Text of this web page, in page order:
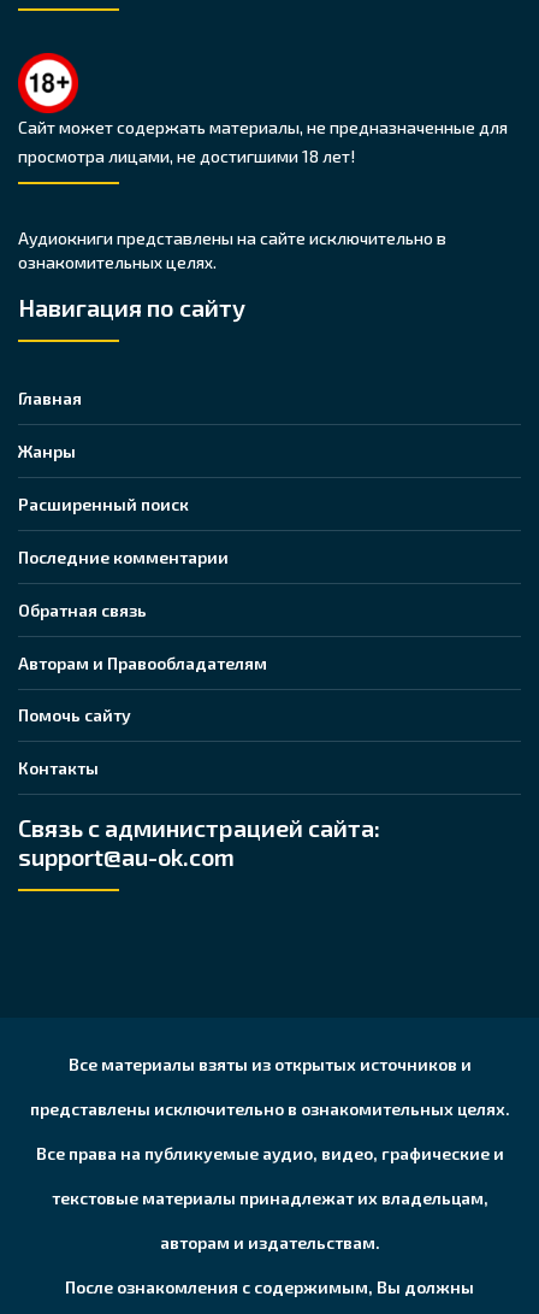
Сайт может содержать материалы, не предназначенные для
просмотра лицами, не достигшими 18 лет!
Аудиокниги представлены на сайте исключительно в
ознакомительных целях.
Навигация по сайту
Главная
Жанры
Расширенный поиск
Последние комментарии
Обратная связь
Авторам и Правообладателям
Помочь сайту
Контакты
Связь с администрацией сайта:
support@au-ok.com
Все материалы взяты из открытых источников и
представлены исключительно в ознакомительных целях.
Все права на публикуемые аудио, видео, графические и
текстовые материалы принадлежат их владельцам,
авторам и издательствам.
После ознакомления с содержимым, Вы должны